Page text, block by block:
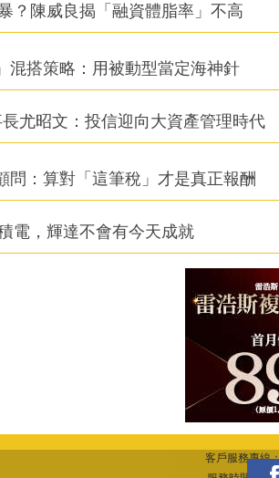
搭策略：用被動型當定海神針
尤昭文：投信迎向大資產管理時代
：算對「這筆稅」才是真正報酬
電，輝達不會有今天成就
客戶服務專線
服務時間：週